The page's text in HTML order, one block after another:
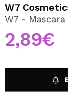
Durch die
können Sie Ihre
W7
W7 -
2,89€